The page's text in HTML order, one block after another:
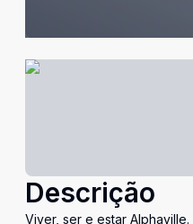
Descrição
Viver, ser e estar Alphaville.